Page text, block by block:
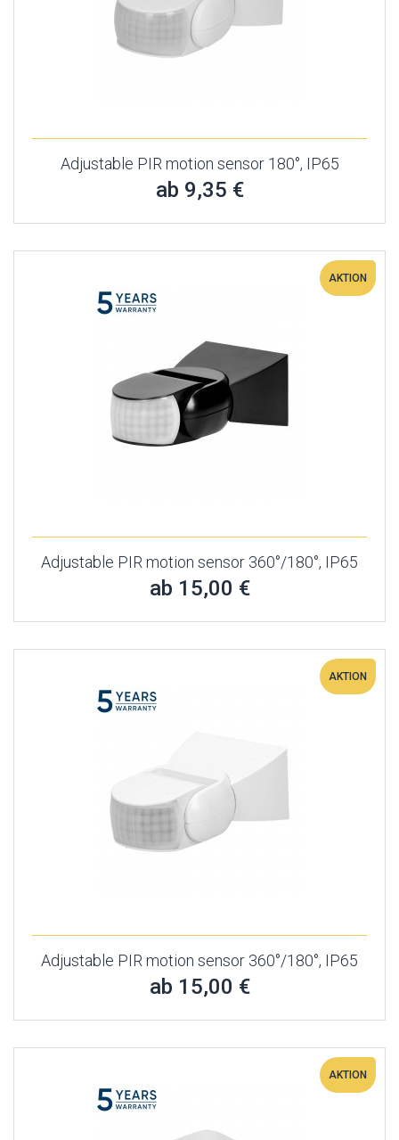
Adjustable PIR motion sensor 180°, IP65
ab 9,35 €
AKTION
Adjustable PIR motion sensor 360°/180°, IP65
ab 15,00 €
AKTION
Adjustable PIR motion sensor 360°/180°, IP65
ab 15,00 €
AKTION